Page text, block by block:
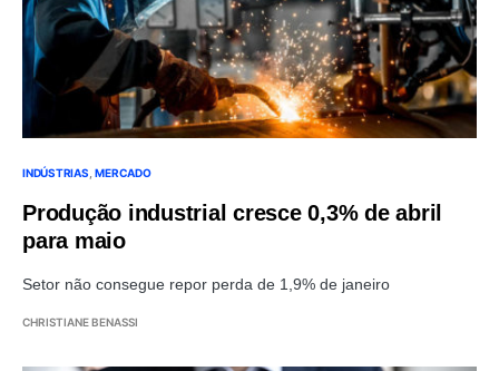
INDÚSTRIAS MERCADO
Produção industrial cresce 0,3% de abril
para maio
Setor não consegue repor perda de 1,9% de janeiro
CHRISTIANE BENASSI